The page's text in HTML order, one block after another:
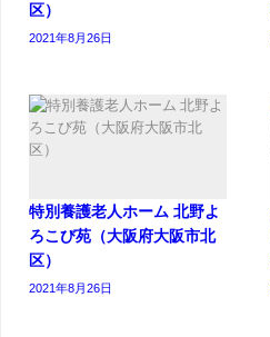
区）
2021年8月26日
特別養護老人ホーム 北野よ
ろこび苑（大阪府大阪市北
区）
2021年8月26日